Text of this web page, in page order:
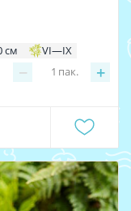
см VI—IX
− +
1 пак.